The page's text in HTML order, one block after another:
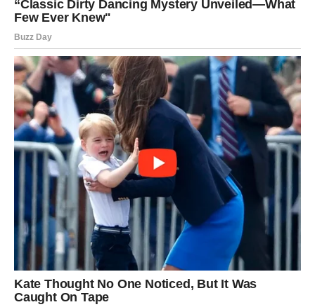
budu još bolje i kreativnije.
Brena i Prijovićka: Osvrt na Budućnost
Kada je reč o budućnosti, postavlja se pitanje: planira li Brena
da obori Prijin rekord u Zagrebu? Njena izjava: “Aleksandra je
mlada zvezda, ali nas nekoliko još uvek drži čas”, ostavlja
prostora za razmišljanje o njenim budućim planovima.
Ova
rečenica ukazuje da, iako Prijovićka blista na muzičkom nebu,
Brena ne planira da se povuče bez borbe. Njen
samopouzdanje i sposobnost da prepozna izazove koje
donosi nova generacija umetnika su fascinantni.
Takođe,
interesantno je primetiti kako Brena planira da iskoristi svoje
bogato iskustvo kako bi otvorila vrata mladim muzičarima, dok
u isto vreme nastavlja da gradi svoj muzički identitet.
intervjuima često ističe da je važno ulagati u mlade talente i da
ona, kao iskusna umetnica, želi da im pruži podršku i prostor